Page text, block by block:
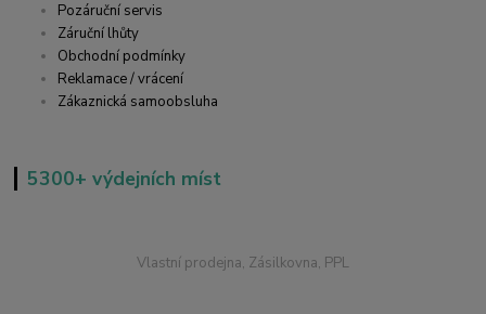
Pozáruční servis
Záruční lhůty
Obchodní podmínky
Reklamace / vrácení
Zákaznická samoobsluha
5300+ výdejních míst
Vlastní prodejna, Zásilkovna, PPL